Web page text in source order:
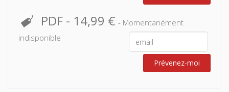
PDF - 14,99 € - Momentanément
indisponible
Prévenez-moi